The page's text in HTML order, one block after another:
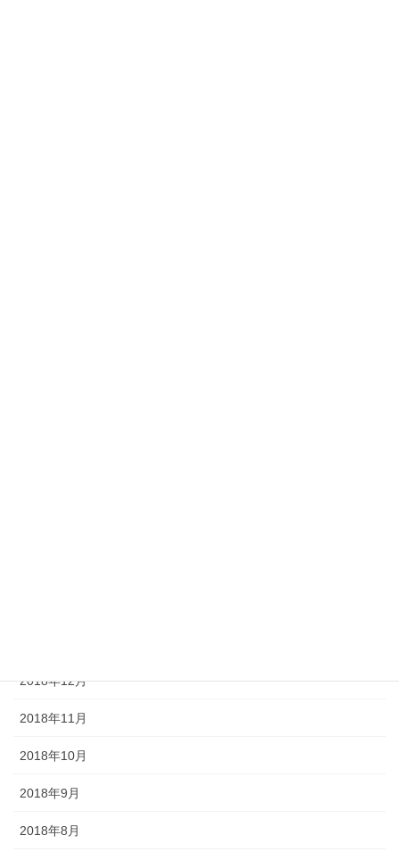
2018年12月
2018年11月
2018年10月
2018年9月
2018年8月